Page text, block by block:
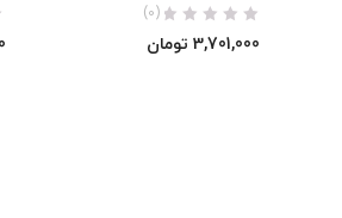
(0)
3,701,000 تومان